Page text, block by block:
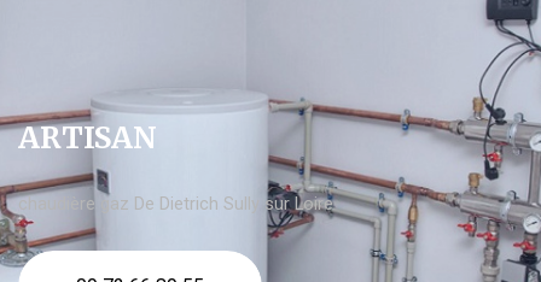
ARTISAN
chaudière gaz De Dietrich Sully sur Loire